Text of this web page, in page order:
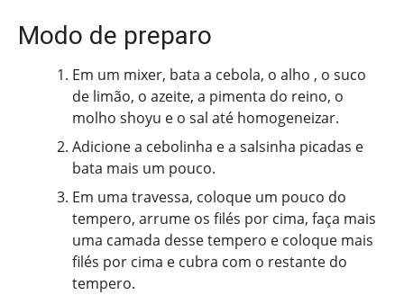
Modo de preparo
Em um mixer, bata a cebola, o alho , o suco
de limão, o azeite, a pimenta do reino, o
molho shoyu e o sal até homogeneizar.
Adicione a cebolinha e a salsinha picadas e
bata mais um pouco.
Em uma travessa, coloque um pouco do
tempero, arrume os filés por cima, faça mais
uma camada desse tempero e coloque mais
filés por cima e cubra com o restante do
tempero.